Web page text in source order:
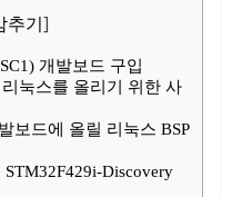
추기]
개발보드 구입
눅스를 올리기 위한 사
보드에 올릴 리눅스 BSP
Discovery